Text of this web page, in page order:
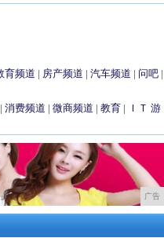
育频道 | 房产频道 | 汽车频道 | 问吧 |
| 消费频道 | 微商频道 | 教育 | ＩＴ 游
广告